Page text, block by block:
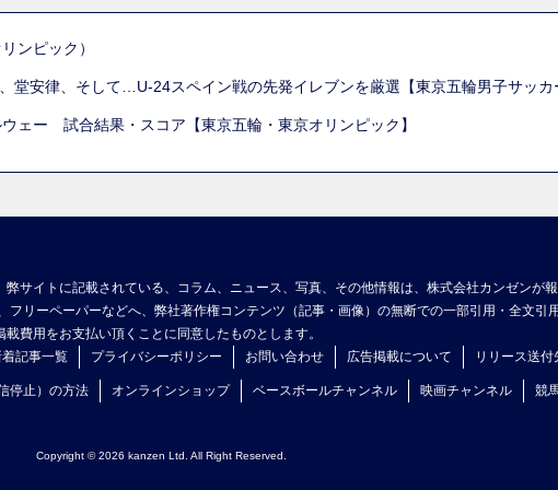
ンピック）
堂安律、そして…U-24スペイン戦の先発イレブンを厳選【東京五輪男子サッカ
ェー 試合結果・スコア【東京五輪・東京オリンピック】
サイトに記載されている、コラム、ニュース、写真、その他情報は、株式会社カンゼンが
リーペーパーなどへ、弊社著作権コンテンツ（記事・画像）の無断での一部引用・全文引
費用をお支払い頂くことに同意したものとします。
記事一覧 プライバシーポリシー お問い合わせ 広告掲載について リリース送付
停止）の方法 オンラインショップ ベースボールチャンネル 映画チャンネル 競
Copyright © 2026 kanzen Ltd. All Right Reserved.